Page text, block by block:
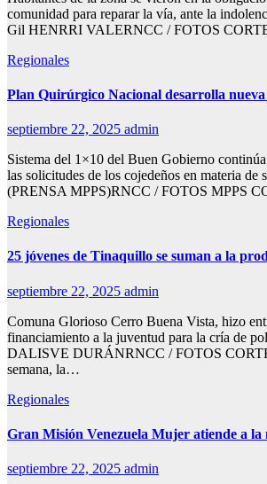
comunidad para reparar la vía, ante la
Gil HENRRI VALERNCC / FOTOS
Regionales
Plan Quirúrgico Nacional desarrolla
septiembre 22, 2025 admin
Sistema del 1×10 del Buen Gobierno continúa
las solicitudes de los cojedeños en materia
(PRENSA MPPS)RNCC / FOTOS MPPS
Regionales
25 jóvenes de Tinaquillo se suman a la
septiembre 22, 2025 admin
Comuna Glorioso Cerro Buena Vista, hizo
financiamiento a la juventud para la cría de
DALISVE DURÁNRNCC / FOTOS
semana, la…
Regionales
Gran Misión Venezuela Mujer atiende a
septiembre 22, 2025 admin